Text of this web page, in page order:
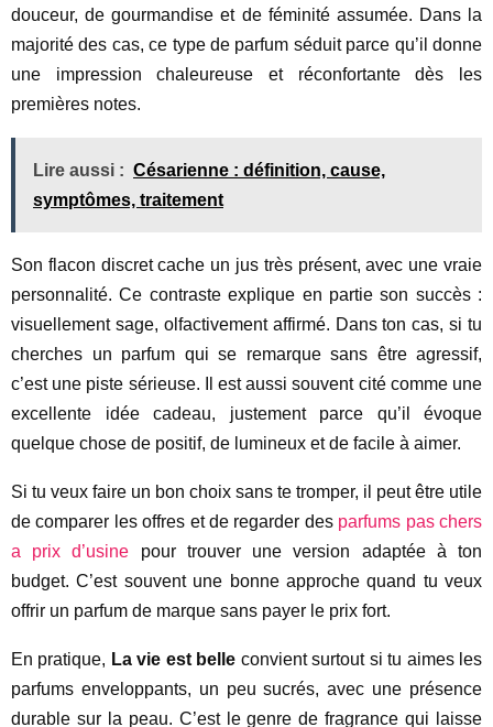
douceur, de gourmandise et de féminité assumée. Dans la
majorité des cas, ce type de parfum séduit parce qu’il donne
une impression chaleureuse et réconfortante dès les
premières notes.
Lire aussi : Césarienne : définition, cause,
symptômes, traitement
Son flacon discret cache un jus très présent, avec une vraie
personnalité. Ce contraste explique en partie son succès :
visuellement sage, olfactivement affirmé. Dans ton cas, si tu
cherches un parfum qui se remarque sans être agressif,
c’est une piste sérieuse. Il est aussi souvent cité comme une
excellente idée cadeau, justement parce qu’il évoque
quelque chose de positif, de lumineux et de facile à aimer.
Si tu veux faire un bon choix sans te tromper, il peut être utile
de comparer les offres et de regarder des parfums pas chers
a prix d’usine pour trouver une version adaptée à ton
budget. C’est souvent une bonne approche quand tu veux
offrir un parfum de marque sans payer le prix fort.
En pratique, La vie est belle convient surtout si tu aimes les
parfums enveloppants, un peu sucrés, avec une présence
durable sur la peau. C’est le genre de fragrance qui laisse